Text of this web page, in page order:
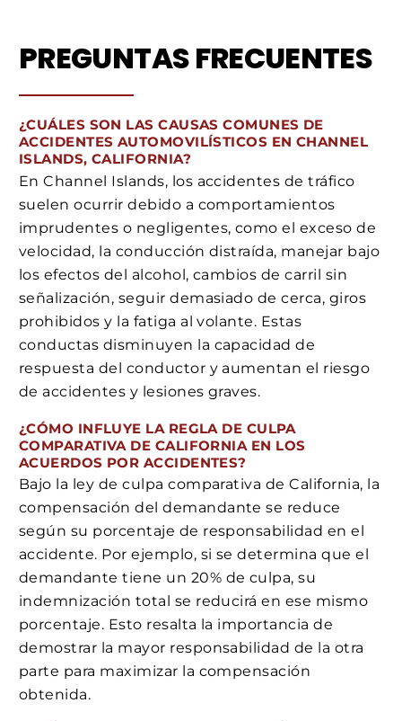
PREGUNTAS FRECUENTES
¿CUÁLES SON LAS CAUSAS COMUNES DE
ACCIDENTES AUTOMOVILÍSTICOS EN CHANNEL
ISLANDS, CALIFORNIA?
En Channel Islands, los accidentes de tráfico
suelen ocurrir debido a comportamientos
imprudentes o negligentes, como el exceso de
velocidad, la conducción distraída, manejar bajo
los efectos del alcohol, cambios de carril sin
señalización, seguir demasiado de cerca, giros
prohibidos y la fatiga al volante. Estas
conductas disminuyen la capacidad de
respuesta del conductor y aumentan el riesgo
de accidentes y lesiones graves.
¿CÓMO INFLUYE LA REGLA DE CULPA
COMPARATIVA DE CALIFORNIA EN LOS
ACUERDOS POR ACCIDENTES?
Bajo la ley de culpa comparativa de California, la
compensación del demandante se reduce
según su porcentaje de responsabilidad en el
accidente. Por ejemplo, si se determina que el
demandante tiene un 20% de culpa, su
indemnización total se reducirá en ese mismo
porcentaje. Esto resalta la importancia de
demostrar la mayor responsabilidad de la otra
parte para maximizar la compensación
obtenida.